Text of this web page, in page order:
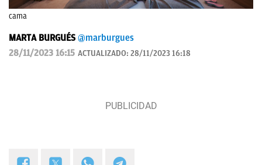
cama
MARTA BURGUÉS @marburgues
28/11/2023 16:15 ACTUALIZADO: 28/11/2023 16:18